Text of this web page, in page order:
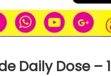
Daily Dose –